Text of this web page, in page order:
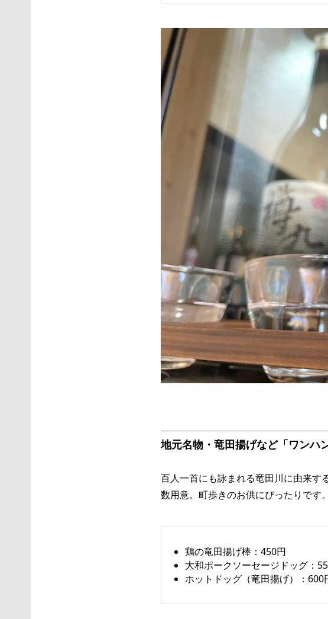
地元名物・竜田揚げなど「ワンハ
百人一首にも詠まれる竜田川に由来す
数用意。町歩きのお供にぴったりです。
鶏の竜田揚げ棒：450円
大和ポークソーセージドッグ：
ホットドッグ（竜田揚げ）：600